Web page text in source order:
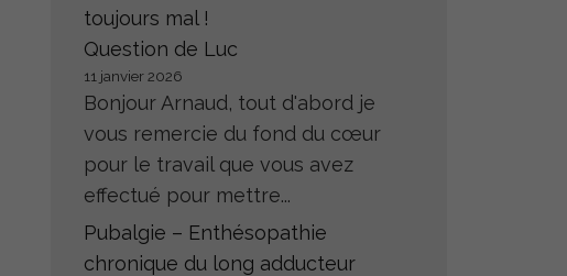
toujours mal !
Question de Luc
11 janvier 2026
Bonjour Arnaud, tout d'abord je
vous remercie du fond du cœur
pour le travail que vous avez
effectué pour mettre...
Pubalgie – Enthésopathie
chronique du long adducteur